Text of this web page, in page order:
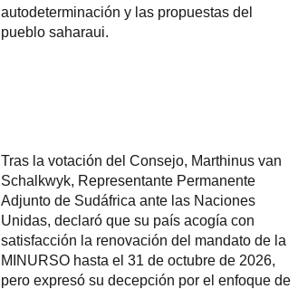
autodeterminación y las propuestas del
pueblo saharaui.
Tras la votación del Consejo, Marthinus van
Schalkwyk, Representante Permanente
Adjunto de Sudáfrica ante las Naciones
Unidas, declaró que su país acogía con
satisfacción la renovación del mandato de la
MINURSO hasta el 31 de octubre de 2026,
pero expresó su decepción por el enfoque de